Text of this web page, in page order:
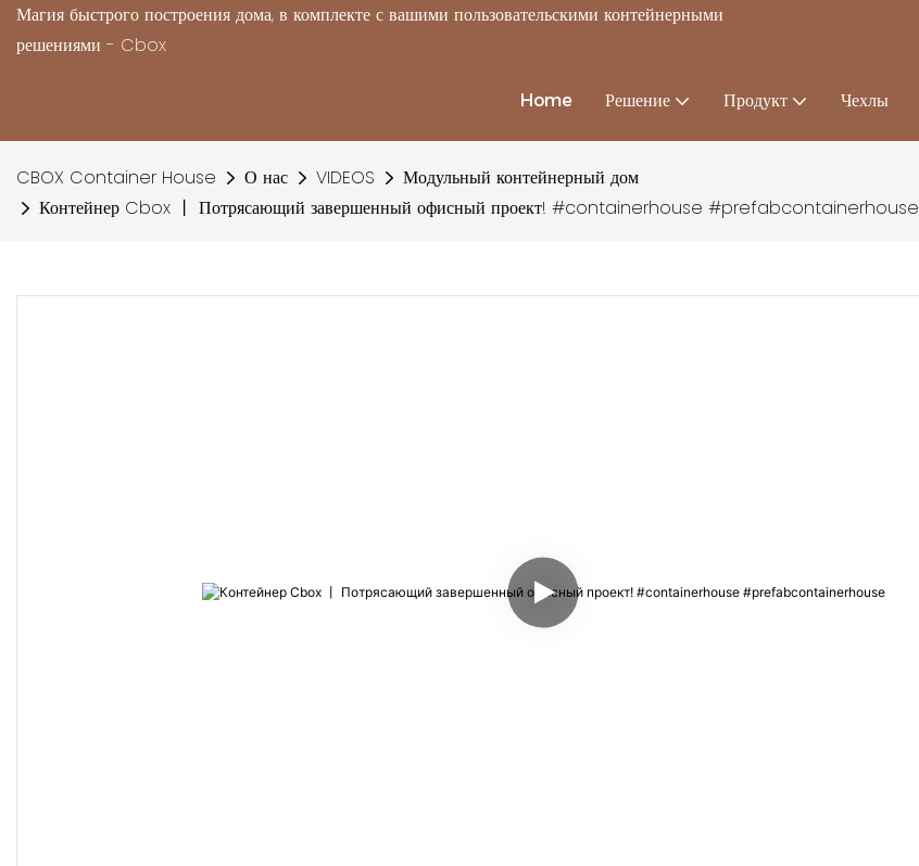
Магия быстрого построения дома, в комплекте с вашими пользовательскими контейнерными
решениями - Cbox
Home Решение Продукт Чехлы
CBOX Container House О нас VIDEOS
Модульный контейнерный дом
Контейнер Cbox 丨 Потрясающий завершенный офисный проект! #containerhouse #prefabcontainerhouse